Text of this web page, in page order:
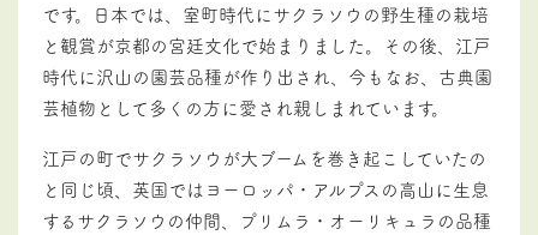
です。日本では、室町時代にサクラソウの野生種の栽培
と観賞が京都の宮廷文化で始まりました。その後、江戸
時代に沢山の園芸品種が作り出され、今もなお、古典園
芸植物として多くの方に愛され親しまれています。
江戸の町でサクラソウが大ブームを巻き起こしていたの
と同じ頃、英国ではヨーロッパ・アルプスの高山に生息
するサクラソウの仲間、プリムラ・オーリキュラの品種